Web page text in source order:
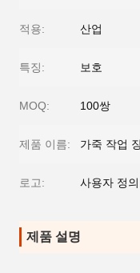
적용: 산업
특징: 보호
MOQ: 100쌍
제품 이름: 가죽 작업
로고: 사용자 정
제품 설명